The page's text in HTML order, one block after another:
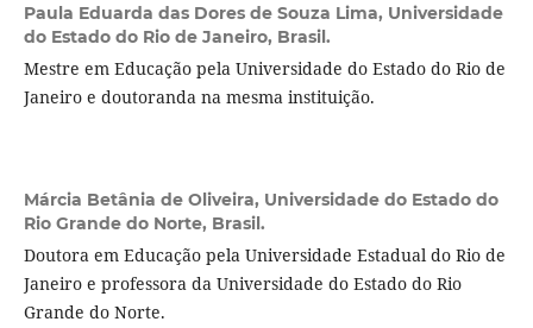
Paula Eduarda das Dores de Souza Lima, Universidade
do Estado do Rio de Janeiro, Brasil.
Mestre em Educação pela Universidade do Estado do Rio de
Janeiro e doutoranda na mesma instituição.
Márcia Betânia de Oliveira, Universidade do Estado do
Rio Grande do Norte, Brasil.
Doutora em Educação pela Universidade Estadual do Rio de
Janeiro e professora da Universidade do Estado do Rio
Grande do Norte.